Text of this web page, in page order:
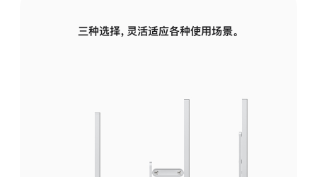
三种选择，灵活适应各种使用场景。